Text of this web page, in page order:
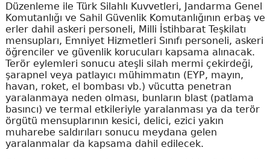
Düzenleme ile Türk Silahlı Kuvvetleri, Jandarma Genel
Komutanlığı ve Sahil Güvenlik Komutanlığının erbaş ve
erler dahil askeri personeli, Milli İstihbarat Teşkilatı
mensupları, Emniyet Hizmetleri Sınıfı personeli, askeri
öğrenciler ve güvenlik korucuları kapsama alınacak.
Terör eylemleri sonucu ateşli silah mermi çekirdeği,
şarapnel veya patlayıcı mühimmatın (EYP, mayın,
havan, roket, el bombası vb.) vücutta penetran
yaralanmaya neden olması, bunların blast (patlama
basıncı) ve termal etkileriyle yaralanması ya da terör
örgütü mensuplarının kesici, delici, ezici yakın
muharebe saldırıları sonucu meydana gelen
yaralanmalar da kapsama dahil edilecek.